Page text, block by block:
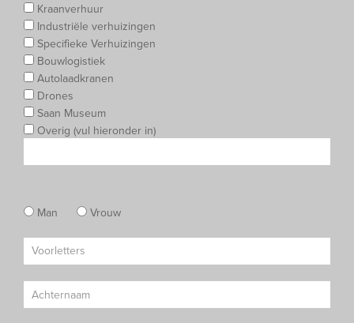
Kraanverhuur
Industriële verhuizingen
Specifieke Verhuizingen
Bouwlogistiek
Autolaadkranen
Drones
Saan Museum
Overig (vul hieronder in)
Man Vrouw